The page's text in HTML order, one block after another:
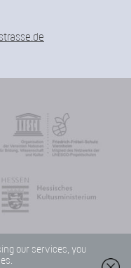
our services, you